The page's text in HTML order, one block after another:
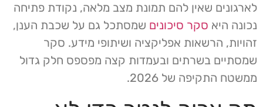
לארגונים שאין להם תמונת מצב מלאה, נקודת פתיחה
נכונה היא סקר סיכונים שמסתכל גם על שכבת הענן,
זהויות, הרשאות אפליקציה ושיתופי מידע. סקר
שמסתיים בשרתים ובעמדות קצה מפספס חלק גדול
ממשטח התקיפה של 2026.